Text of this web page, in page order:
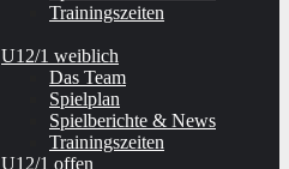
Trainingszeiten
U12/1 weiblich
Das Team
Spielplan
Spielberichte & News
Trainingszeiten
U12/1 offen